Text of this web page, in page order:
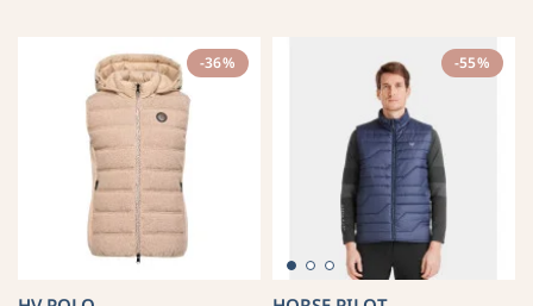
-36% -55%